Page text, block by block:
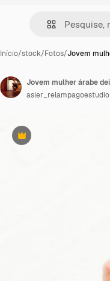
Início/stock/Fotos/Jovem
Premium
Jovem mulher árabe
asier_relampagoestudio